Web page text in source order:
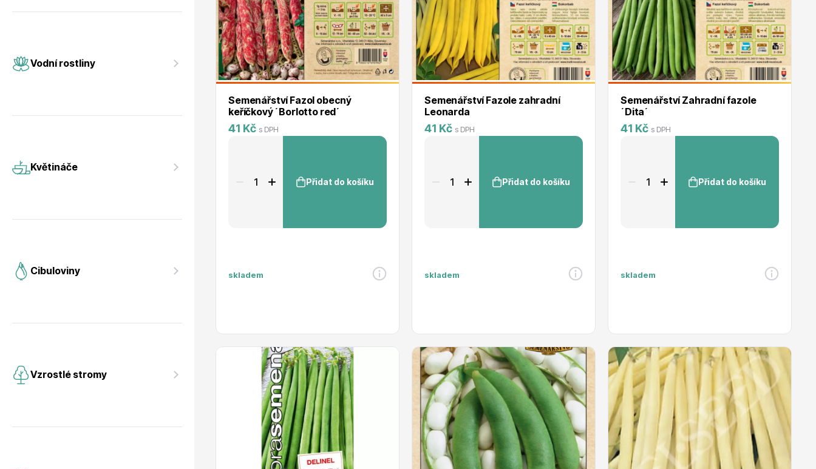
Růže KORDES Okrasné keře
Semenářství Fazol obecný
keříčkový ´Borlotto red´
41 Kč s DPH
Přidat do košíku
skladem
Semenářství Fazole zahradní
Leonarda
41 Kč s DPH
Přidat do košíku
skladem
Semenářství Zahradní fazole
´Dita´
41 Kč s DPH
Přidat do košíku
skladem
Vodní rostliny
Květináče
Cibuloviny
Vzrostlé stromy